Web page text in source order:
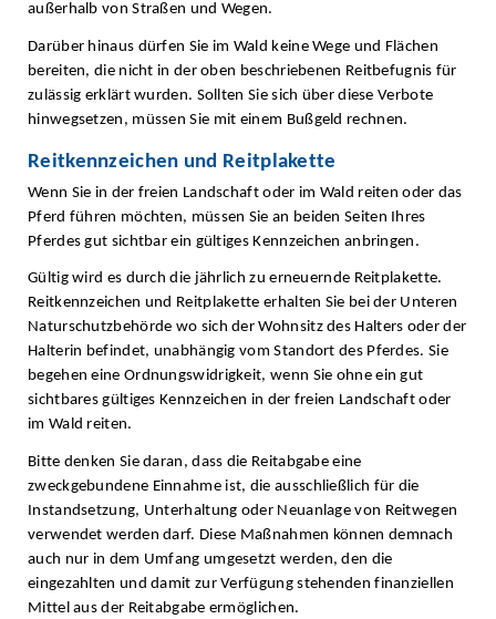
außerhalb von Straßen und Wegen.
Darüber hinaus dürfen Sie im Wald keine Wege und Flächen
bereiten, die nicht in der oben beschriebenen Reitbefugnis für
zulässig erklärt wurden. Sollten Sie sich über diese Verbote
hinwegsetzen, müssen Sie mit einem Bußgeld rechnen.
Reitkennzeichen und Reitplakette
Wenn Sie in der freien Landschaft oder im Wald reiten oder das
Pferd führen möchten, müssen Sie an beiden Seiten Ihres
Pferdes gut sichtbar ein gültiges Kennzeichen anbringen.
Gültig wird es durch die jährlich zu erneuernde Reitplakette.
Reitkennzeichen und Reitplakette erhalten Sie bei der Unteren
Naturschutzbehörde wo sich der Wohnsitz des Halters oder der
Halterin befindet, unabhängig vom Standort des Pferdes. Sie
begehen eine Ordnungswidrigkeit, wenn Sie ohne ein gut
sichtbares gültiges Kennzeichen in der freien Landschaft oder
im Wald reiten.
Bitte denken Sie daran, dass die Reitabgabe eine
zweckgebundene Einnahme ist, die ausschließlich für die
Instandsetzung, Unterhaltung oder Neuanlage von Reitwegen
verwendet werden darf. Diese Maßnahmen können demnach
auch nur in dem Umfang umgesetzt werden, den die
eingezahlten und damit zur Verfügung stehenden finanziellen
Mittel aus der Reitabgabe ermöglichen.